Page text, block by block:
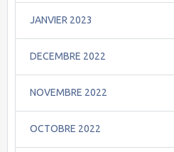
JANVIER 2023
DECEMBRE 2022
NOVEMBRE 2022
OCTOBRE 2022